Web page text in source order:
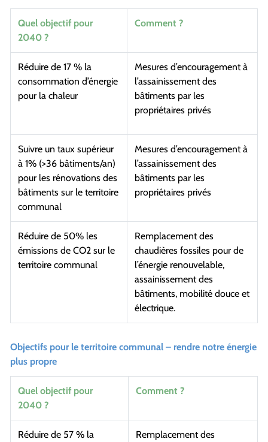
Quel objectif pour
2040 ?
Comment ?
Réduire de 17 % la
consommation d’énergie
pour la chaleur
Mesures d’encouragement à
l’assainissement des
bâtiments par les
propriétaires privés
Suivre un taux supérieur
à 1% (>36 bâtiments/an)
pour les rénovations des
bâtiments sur le territoire
communal
Mesures d’encouragement à
l’assainissement des
bâtiments par les
propriétaires privés
Réduire de 50% les
émissions de CO2 sur le
territoire communal
Remplacement des
chaudières fossiles pour de
l’énergie renouvelable,
assainissement des
bâtiments, mobilité douce et
électrique.
Objectifs pour le territoire communal – rendre notre énergie
plus propre
Quel objectif pour
2040 ?
Comment ?
Réduire de 57 % la
Remplacement des